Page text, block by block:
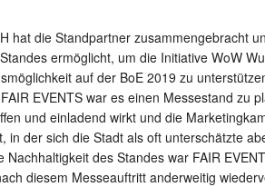
hat die Standpartner zusammengebracht
ermöglicht, um die Initiative WoW
auf der BoE 2019 zu
EVENTS war es einen Messestand zu
und einladend wirkt und die
in der sich die Stadt als oft unterschätzte
Nachhaltigkeit des Standes war FAIR
diesem Messeauftritt anderweitig